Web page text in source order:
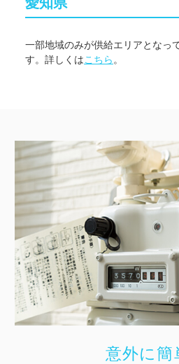
一部地域のみが供給エリアとなっ
す。詳しくはこちら。
意外に簡